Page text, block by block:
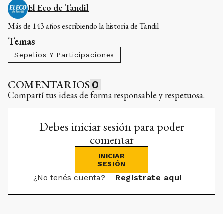
El Eco de Tandil
Más de 143 años escribiendo la historia de Tandil
Temas
Sepelios Y Participaciones
COMENTARIOS 0
Compartí tus ideas de forma responsable y respetuosa.
Debes iniciar sesión para poder
comentar
INICIAR
SESIÓN
¿No tenés cuenta? Registrate aquí